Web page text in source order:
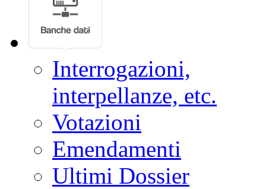
Interrogazioni,
interpellanze, etc.
Votazioni
Emendamenti
Ultimi Dossier